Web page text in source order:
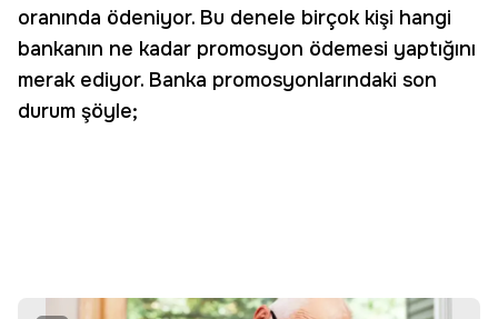
oranında ödeniyor. Bu denele birçok kişi hangi
bankanın ne kadar promosyon ödemesi yaptığını
merak ediyor. Banka promosyonlarındaki son
durum şöyle;